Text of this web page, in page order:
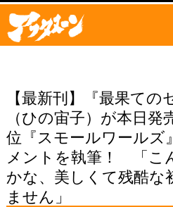
【最新刊】『最果て
（ひの宙子）が本日
位『スモールワールズ
メントを執筆！ 「こ
かな、美しくて残酷な
ません」